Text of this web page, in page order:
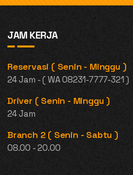
JAM KERJA
Reservasi ( Senin - Minggu )
24 Jam - ( WA 08231-7777-321 )
Driver ( Senin - Minggu )
24 Jam
Branch 2 ( Senin - Sabtu )
08.00 - 20.00